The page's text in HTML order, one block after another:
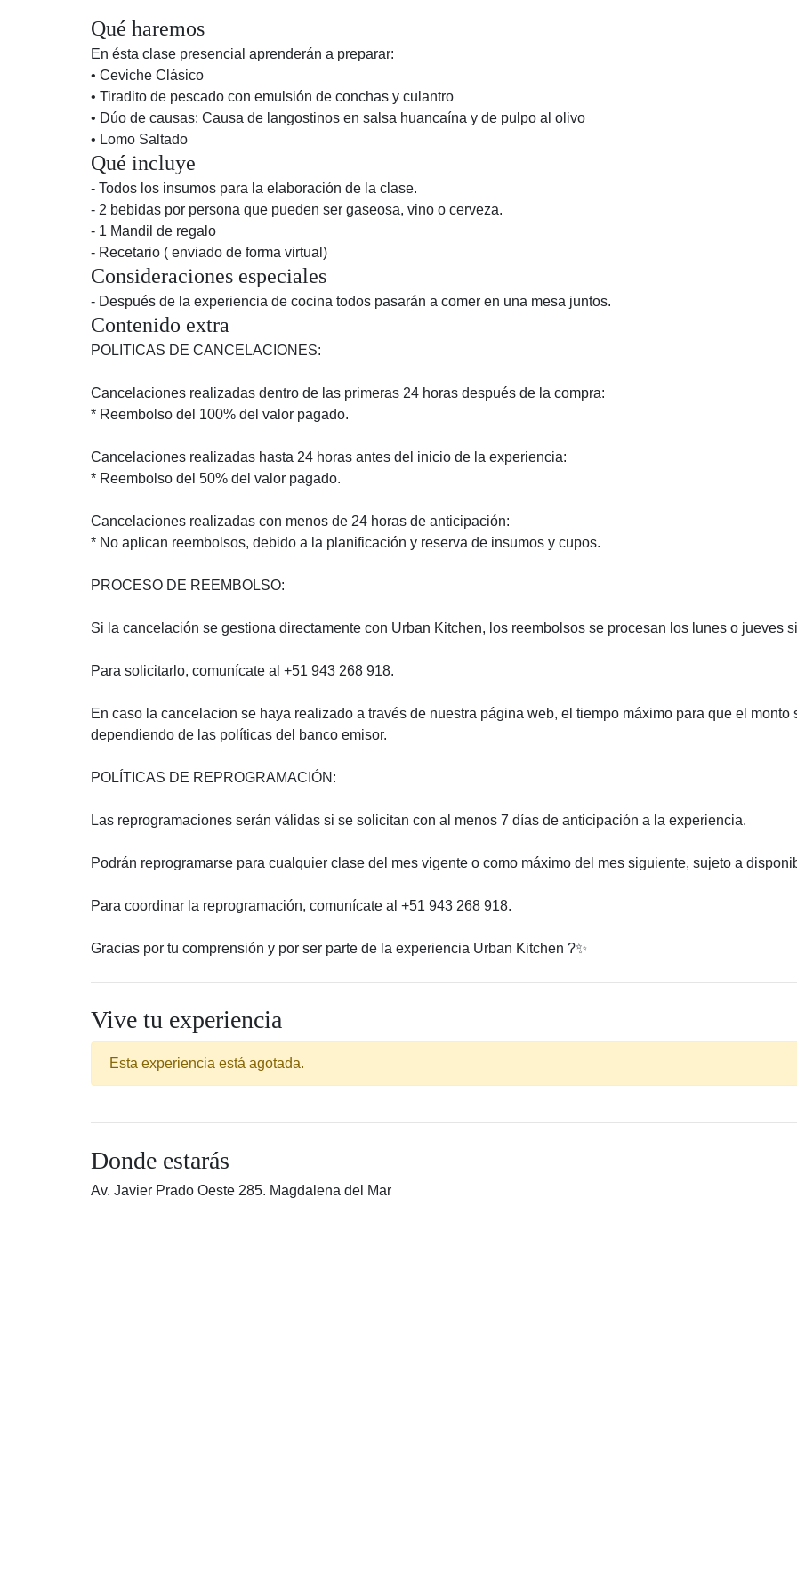
Qué haremos
En ésta clase presencial aprenderán a preparar:
• Ceviche Clásico
• Tiradito de pescado con emulsión de conchas y culantro
• Dúo de causas: Causa de langostinos en salsa huancaína y de pulpo al olivo
• Lomo Saltado
Qué incluye
- Todos los insumos para la elaboración de la clase.
- 2 bebidas por persona que pueden ser gaseosa, vino o cerveza.
- 1 Mandil de regalo
- Recetario ( enviado de forma virtual)
Consideraciones especiales
- Después de la experiencia de cocina todos pasarán a comer en una mesa juntos.
Contenido extra
POLITICAS DE CANCELACIONES:
Cancelaciones realizadas dentro de las primeras 24 horas después de la compra:
* Reembolso del 100% del valor pagado.
Cancelaciones realizadas hasta 24 horas antes del inicio de la experiencia:
* Reembolso del 50% del valor pagado.
Cancelaciones realizadas con menos de 24 horas de anticipación:
* No aplican reembolsos, debido a la planificación y reserva de insumos y cupos.
PROCESO DE REEMBOLSO:
Si la cancelación se gestiona directamente con Urban Kitchen, los reembolsos se procesan los lunes o jueves
Para solicitarlo, comunícate al +51 943 268 918.
En caso la cancelacion se haya realizado a través de nuestra página web, el tiempo máximo para que el
dependiendo de las políticas del banco emisor.
POLÍTICAS DE REPROGRAMACIÓN:
Las reprogramaciones serán válidas si se solicitan con al menos 7 días de anticipación a la experiencia.
Podrán reprogramarse para cualquier clase del mes vigente o como máximo del mes siguiente, sujeto a
Para coordinar la reprogramación, comunícate al +51 943 268 918.
Gracias por tu comprensión y por ser parte de la experiencia Urban Kitchen ?️✨
Vive tu experiencia
Esta experiencia está agotada.
Donde estarás
Av. Javier Prado Oeste 285. Magdalena del Mar